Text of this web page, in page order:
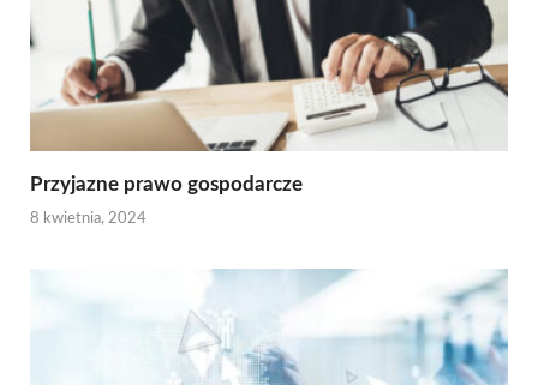
Przyjazne prawo gospodarcze
8 kwietnia, 2024